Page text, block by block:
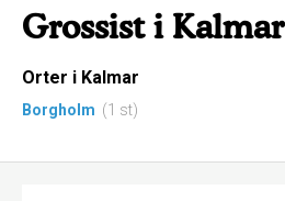
Grossist i Kalmar
Orter i Kalmar
Borgholm (1 st)